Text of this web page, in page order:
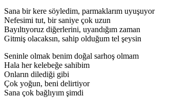
Sana bir kere söyledim, parmaklarım uyuşuyor
Nefesimi tut, bir saniye çok uzun
Bayıltıyoruz diğerlerini, uyandığım zaman
Gitmiş olacaksın, sahip olduğum tel şeysin
Seninle olmak benim doğal sarhoş olmam
Hala her kelebeğe sahibim
Onların dilediği gibi
Çok yoğun, beni delirtiyor
Sana çok bağlıyım şimdi